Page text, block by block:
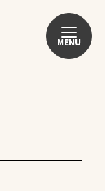
MENU